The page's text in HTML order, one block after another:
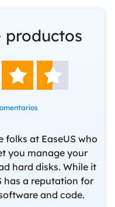
productos
 
folks at EaseUS who
you manage your
hard disks. While it
has a reputation for
and code.